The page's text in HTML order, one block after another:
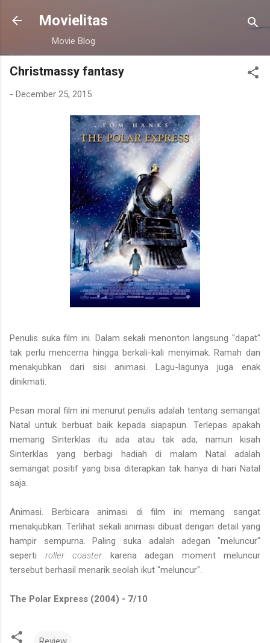
Skip to main content
Movielitas
Movie Blog
Christmassy fantasy
- December 25, 2015
Penulis suka film ini. Dalam sekali menonton langsung "dapat"
tak perlu mencerna hingga berkali-kali menyimak. Ramah dan
menakjubkan dari sisi animasi. Lagu-lagunya juga enak
dinikmati.
Pesan moral film ini menurut penulis adalah tentang semangat
Natal untuk berbuat baik kepada siapapun. Terlepas apakah
memang Sinterklas itu ada atau tak ada, namun kisah
Sinterklas yang berbagi hadiah di malam Natal adalah
semangat positif yang bisa diterapkan tak hanya di hari Natal
saja.
Animasi. Berbicara animasi di film ini memang sangat
menakjubkan. Terlihat sekali animasi dibuat dengan detail yang
hampir sempurna. Paling suka adalah adegan "meluncur"
seperti roller coasterkarena adegan moment meluncur
tersebut berhasil menarik seolah ikut "meluncur".
The Polar Express (2004) - 7/10